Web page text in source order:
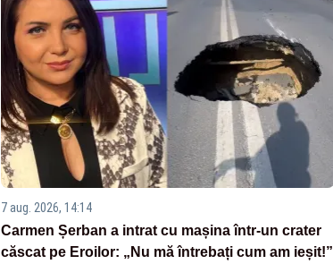
7 aug. 2026, 14:14
Carmen Șerban a intrat cu mașina într-un crater
căscat pe Eroilor: „Nu mă întrebați cum am ieșit!”